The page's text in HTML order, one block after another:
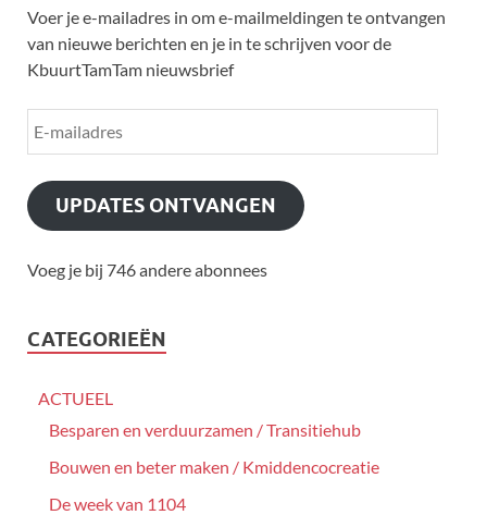
Voer je e-mailadres in om e-mailmeldingen te ontvangen
van nieuwe berichten en je in te schrijven voor de
KbuurtTamTam nieuwsbrief
UPDATES ONTVANGEN
Voeg je bij 746 andere abonnees
CATEGORIEËN
ACTUEEL
Besparen en verduurzamen / Transitiehub
Bouwen en beter maken / Kmiddencocreatie
De week van 1104